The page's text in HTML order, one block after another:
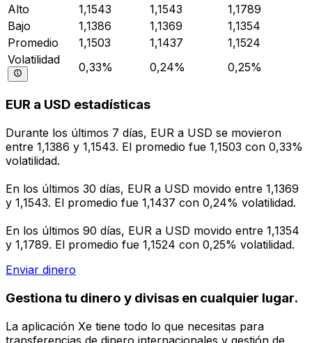
Alto
1,1543 1,1543
1,1789
Bajo
1,1386 1,1369
1,1354
Promedio
1,1503 1,1437
1,1524
Volatilidad
0,33% 0,24% 0,25%
EUR a USD estadísticas
Durante los últimos 7 días, EUR a USD se movieron
entre 1,1386 y 1,1543. El promedio fue 1,1503 con 0,33%
volatilidad.
En los últimos 30 días, EUR a USD movido entre 1,1369
y 1,1543. El promedio fue 1,1437 con 0,24% volatilidad.
En los últimos 90 días, EUR a USD movido entre 1,1354
y 1,1789. El promedio fue 1,1524 con 0,25% volatilidad.
Enviar dinero
Gestiona tu dinero y divisas en cualquier lugar.
La aplicación Xe tiene todo lo que necesitas para
transferencias de dinero internacionales y gestión de